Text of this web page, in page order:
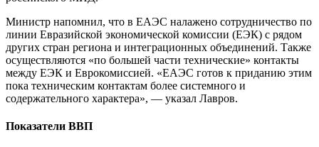
Министр напомнил, что в ЕАЭС налажено сотрудничество по
линии Евразийской экономической комиссии (ЕЭК) с рядом
других стран региона и интеграционных объединений. Также
осуществляются «по большей части технические» контакты
между ЕЭК и Еврокомиссией. «ЕАЭС готов к приданию этим
пока техническим контактам более системного и
содержательного характера», — указал Лавров.
Показатели ВВП